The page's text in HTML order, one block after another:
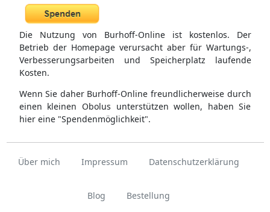
Die Nutzung von Burhoff-Online ist kostenlos. Der
Betrieb der Homepage verursacht aber für Wartungs-,
Verbesserungsarbeiten und Speicherplatz laufende
Kosten.
Wenn Sie daher Burhoff-Online freundlicherweise durch
einen kleinen Obolus unterstützen wollen, haben Sie
hier eine "Spendenmöglichkeit".
Über mich Impressum Datenschutzerklärung
Blog Bestellung